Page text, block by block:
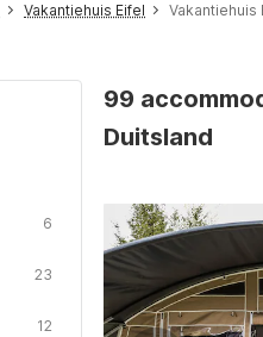
Vakantiehuis Eifel
6
23
12
99
Duitsland